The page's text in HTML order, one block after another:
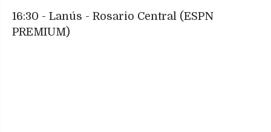
16:30 - Lanús - Rosario Central (ESPN
PREMIUM)